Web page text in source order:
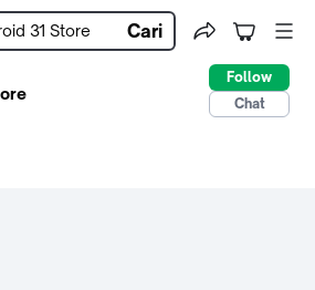
Cari
Follow
Chat